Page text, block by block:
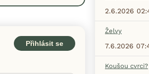
Přihlásit se
2.6.2026
Želvy
7.6.2026
Koušou cvrci?